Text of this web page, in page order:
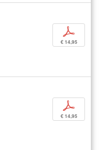
p
€ 14,95
p
€ 14,95